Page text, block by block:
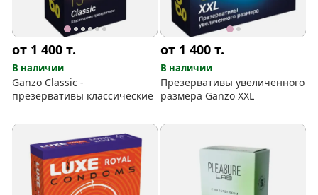
от 1 400т.
В наличии
Ganzo Classic -
презервативы классические
от 1 400т.
В наличии
Презервативы увеличенного
размера Ganzo XXL